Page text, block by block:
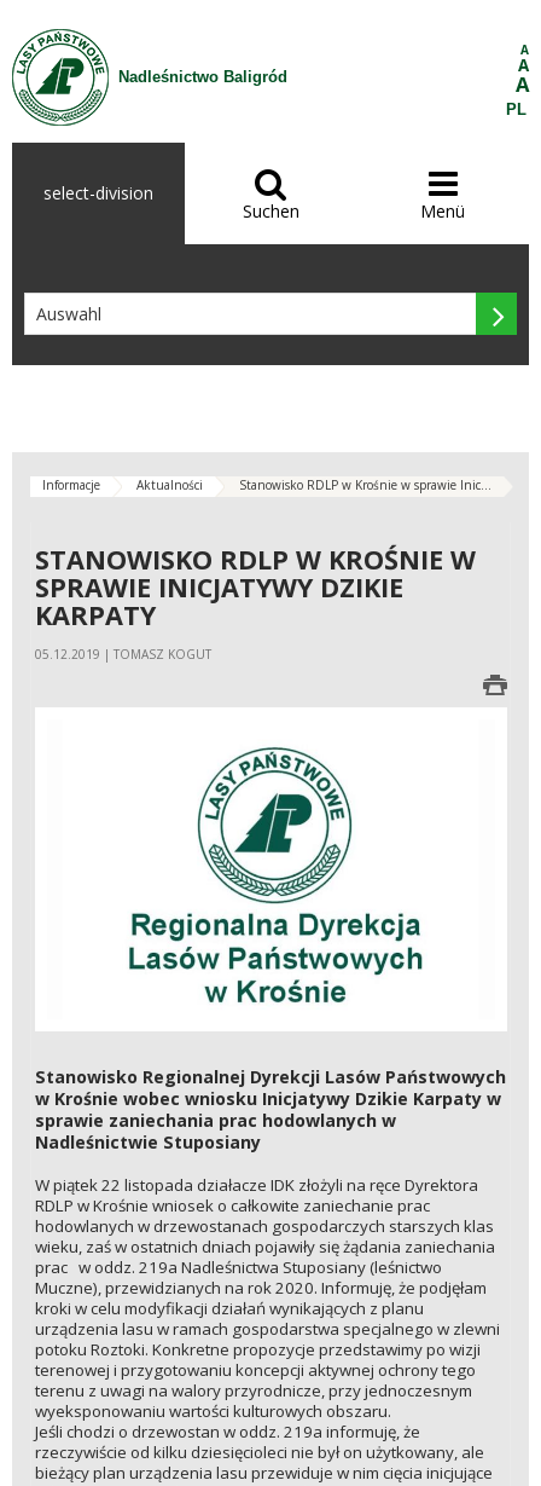
Zum Inhalt wechseln
Nadleśnictwo Baligród
A
A
A
PL
select-division 
Suchen

Menü

Informacje Aktualności Stanowisko RDLP w Krośnie w sprawie Inic...
STANOWISKO RDLP W KROŚNIE W
SPRAWIE INICJATYWY DZIKIE
KARPATY
05.12.2019 | TOMASZ KOGUT
Stanowisko Regionalnej Dyrekcji Lasów Państwowych
w Krośnie wobec wniosku Inicjatywy Dzikie Karpaty w
sprawie zaniechania prac hodowlanych w
Nadleśnictwie Stuposiany
W piątek 22 listopada działacze IDK złożyli na ręce Dyrektora
RDLP w Krośnie wniosek o całkowite zaniechanie prac
hodowlanych w drzewostanach gospodarczych starszych klas
wieku, zaś w ostatnich dniach pojawiły się żądania zaniechania
prac w oddz. 219a Nadleśnictwa Stuposiany (leśnictwo
Muczne), przewidzianych na rok 2020. Informuję, że podjęłam
kroki w celu modyfikacji działań wynikających z planu
urządzenia lasu w ramach gospodarstwa specjalnego w zlewni
potoku Roztoki. Konkretne propozycje przedstawimy po wizji
terenowej i przygotowaniu koncepcji aktywnej ochrony tego
terenu z uwagi na walory przyrodnicze, przy jednoczesnym
wyeksponowaniu wartości kulturowych obszaru.
Jeśli chodzi o drzewostan w oddz. 219a informuję, że
rzeczywiście od kilku dziesięcioleci nie był on użytkowany, ale
bieżący plan urządzenia lasu przewiduje w nim cięcia inicjujące